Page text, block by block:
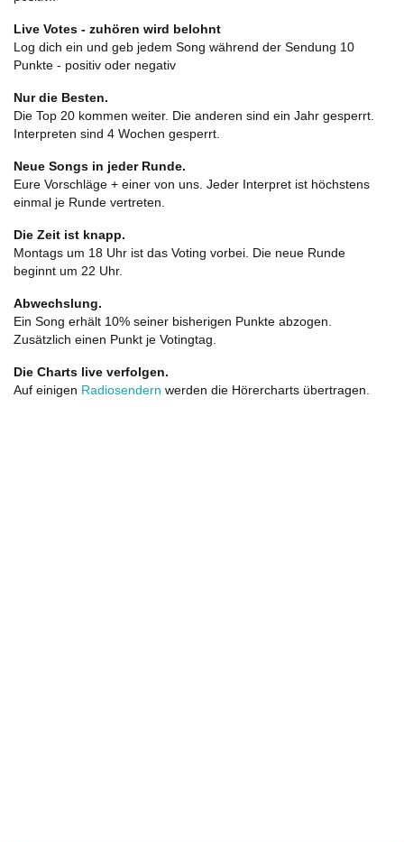
Live Votes - zuhören wird belohnt
Log dich ein und geb jedem Song während der Sendung 10
Punkte - positiv oder negativ
Nur die Besten.
Die Top 20 kommen weiter. Die anderen sind ein Jahr gesperrt.
Interpreten sind 4 Wochen gesperrt.
Neue Songs in jeder Runde.
Eure Vorschläge + einer von uns. Jeder Interpret ist höchstens
einmal je Runde vertreten.
Die Zeit ist knapp.
Montags um 18 Uhr ist das Voting vorbei. Die neue Runde
beginnt um 22 Uhr.
Abwechslung.
Ein Song erhält 10% seiner bisherigen Punkte abzogen.
Zusätzlich einen Punkt je Votingtag.
Die Charts live verfolgen.
Auf einigen Radiosendern werden die Hörercharts übertragen.